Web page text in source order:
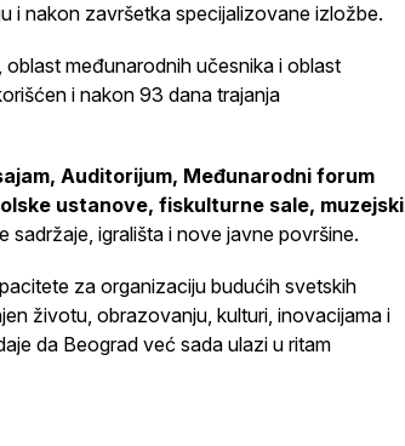
i nakon završetka specijalizovane izložbe.
oblast međunarodnih učesnika i oblast
i nakon 93 dana trajanja
Auditorijum, Međunarodni forum
ustanove, fiskulturne sale, muzejski
sadržaje, igrališta i nove javne površine.
za organizaciju budućih svetskih
životu, obrazovanju, kulturi, inovacijama i
da Beograd već sada ulazi u ritam